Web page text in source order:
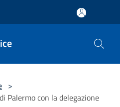
>
Palermo con la delegazione